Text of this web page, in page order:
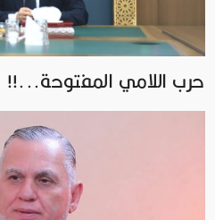
حرب اللامي المفتوحة...!!